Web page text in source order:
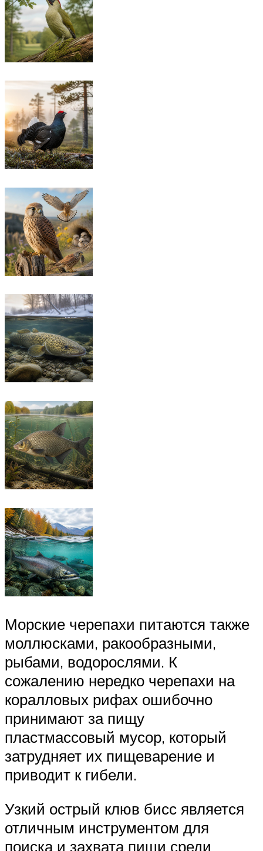
Морские черепахи питаются также
моллюсками, ракообразными,
рыбами, водорослями. К
сожалению нередко черепахи на
коралловых рифах ошибочно
принимают за пищу
пластмассовый мусор, который
затрудняет их пищеварение и
приводит к гибели.
Узкий острый клюв бисс является
отличным инструментом для
поиска и захвата пищи среди